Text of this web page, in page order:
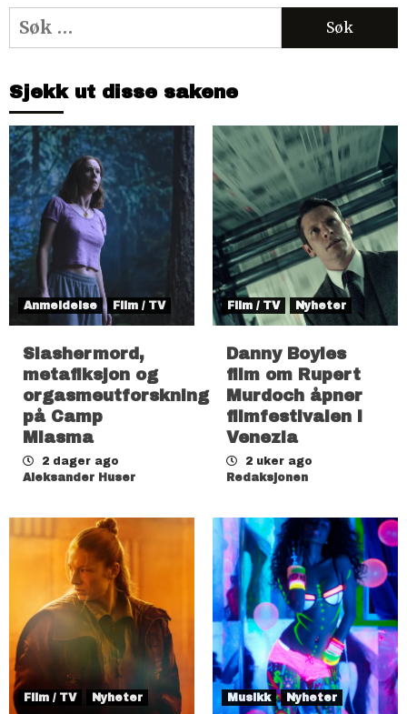
Søk
etter:
Sjekk ut disse sakene
Anmeldelse Film / TV
Slashermord,
metafiksjon og
orgasmeutforskning
på Camp
Miasma
2 dager ago
Aleksander Huser
Film / TV Nyheter
Danny Boyles
film om Rupert
Murdoch åpner
filmfestivalen i
Venezia
2 uker ago
Redaksjonen
Film / TV Nyheter Musikk Nyheter